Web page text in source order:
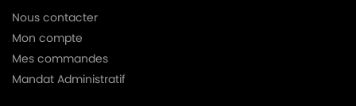
Nous contacter
Mon compte
Mes commandes
Mandat Administratif